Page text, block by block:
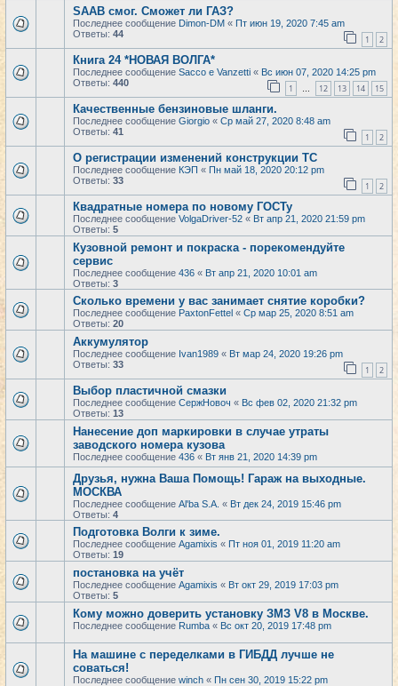
SAAB смог. Сможет ли ГАЗ?
Последнее сообщение Dimon-DM « Пт июн 19, 2020 7:45 am
Ответы: 44 1 2
Книга 24 *НОВАЯ ВОЛГА*
Последнее сообщение Sacco e Vanzetti « Вс июн 07, 2020 14:25 pm
Ответы: 440 1 … 12 13 14 15
Качественные бензиновые шланги.
Последнее сообщение Giorgio « Ср май 27, 2020 8:48 am
Ответы: 41 1 2
О регистрации изменений конструкции ТС
Последнее сообщение КЭП « Пн май 18, 2020 20:12 pm
Ответы: 33 1 2
Квадратные номера по новому ГОСТу
Последнее сообщение VolgaDriver-52 « Вт апр 21, 2020 21:59 pm
Ответы: 5
Кузовной ремонт и покраска - порекомендуйте
сервис
Последнее сообщение 436 « Вт апр 21, 2020 10:01 am
Ответы: 3
Сколько времени у вас занимает снятие коробки?
Последнее сообщение PaxtonFettel « Ср мар 25, 2020 8:51 am
Ответы: 20
Аккумулятор
Последнее сообщение Ivan1989 « Вт мар 24, 2020 19:26 pm
Ответы: 33 1 2
Выбор пластичной смазки
Последнее сообщение СержНовоч « Вс фев 02, 2020 21:32 pm
Ответы: 13
Нанесение доп маркировки в случае утраты
заводского номера кузова
Последнее сообщение 436 « Вт янв 21, 2020 14:39 pm
Друзья, нужна Ваша Помощь! Гараж на выходные.
МОСКВА
Последнее сообщение Al'ba S.A. « Вт дек 24, 2019 15:46 pm
Ответы: 4
Подготовка Волги к зиме.
Последнее сообщение Agamixis « Пт ноя 01, 2019 11:20 am
Ответы: 19
постановка на учёт
Последнее сообщение Agamixis « Вт окт 29, 2019 17:03 pm
Ответы: 5
Кому можно доверить установку ЗМЗ V8 в Москве.
Последнее сообщение Rumba « Вс окт 20, 2019 17:48 pm
На машине с переделками в ГИБДД лучше не
соваться!
Последнее сообщение winch « Пн сен 30, 2019 15:22 pm